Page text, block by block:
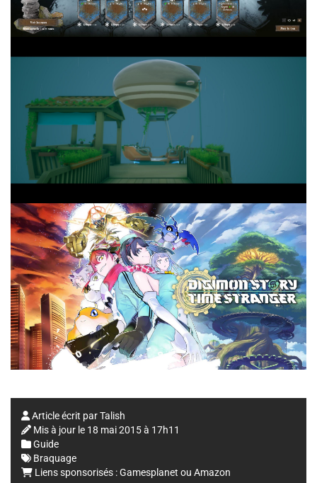
Article écrit parTalish
Mis à jour le 18 mai 2015 à 17h11
Guide
Braquage
Liens sponsorisés :Gamesplanet ou Amazon